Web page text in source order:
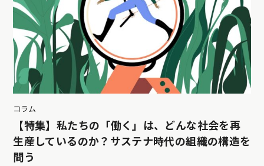
コラム
【特集】私たちの「働く」は、どんな社会を再
生産しているのか？サステナ時代の組織の構造を
問う